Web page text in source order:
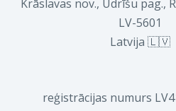
Krāslavas nov., Ūdrīšu pag.,
LV-5601
Latvija 🇱🇻
reģistrācijas numurs